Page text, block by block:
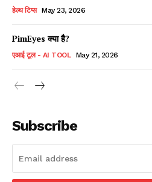
हेल्थ टिप्स May 23, 2026
PimEyes क्या है?
एआई टूल - AI TOOL May 21, 2026
Subscribe